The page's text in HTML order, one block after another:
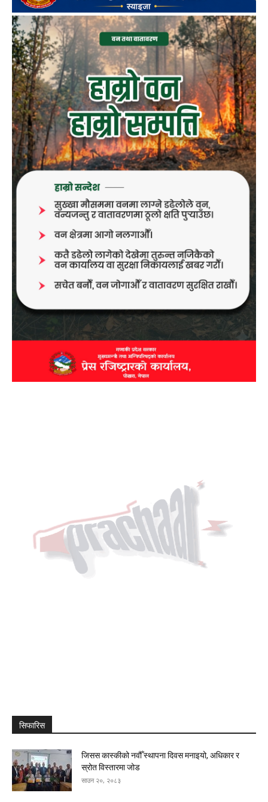
सिफारिस
जिसस कास्कीको नवौँ स्थापना दिवस मनाइयो, अधिकार र
स्रोत विस्तारमा जोड
साउन २०, २०८३